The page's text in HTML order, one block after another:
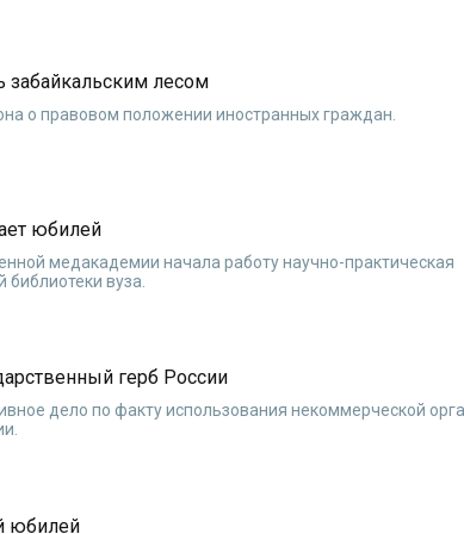
забайкальским лесом
о правовом положении иностранных граждан.
юбилей
медакадемии начала работу научно-практическая
вуза.
герб России
дело по факту использования некоммерческой
юбилей